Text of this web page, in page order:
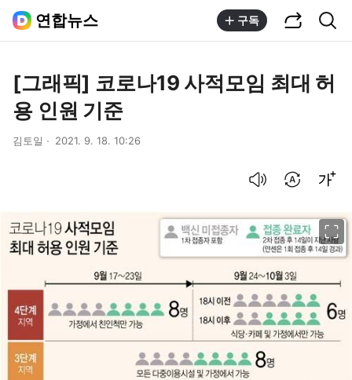
연합뉴스 구독
[그래픽] 코로나19 사적모임 최대 허
용 인원 기준
김토일 2021. 9. 18. 10:26